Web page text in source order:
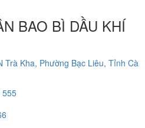
BAO BÌ DẦU KHÍ
Trà Kha, Phường Bạc Liêu, Tỉnh Cà
555